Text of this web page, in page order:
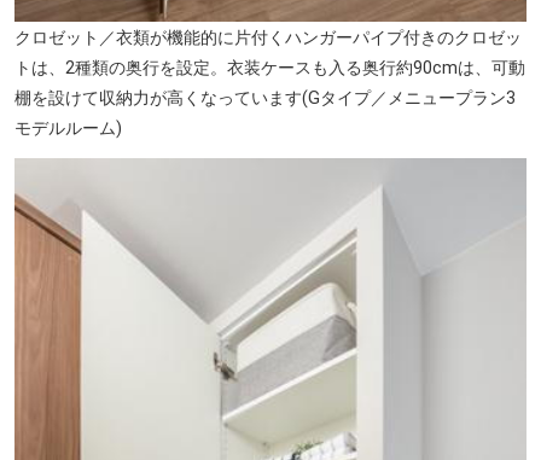
Italian Kitchen VANSAN あびこ店(徒歩11分・約860m)
クロゼット／衣類が機能的に片付くハンガーパイプ付きのクロゼッ
トは、2種類の奥行を設定。衣装ケースも入る奥行約90cmは、可動
棚を設けて収納力が高くなっています(Gタイプ／メニュープラン3
モデルルーム)